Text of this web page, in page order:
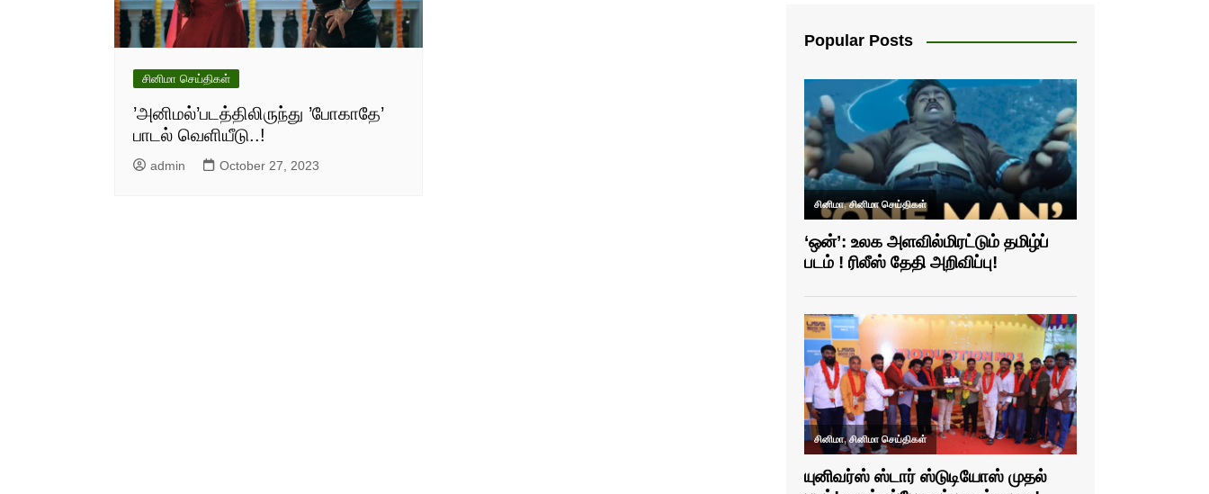
சினிமா செய்திகள்
’அனிமல்’படத்திலிருந்து ’போகாதே’
பாடல் வெளியீடு..!
admin October 27, 2023
Popular Posts